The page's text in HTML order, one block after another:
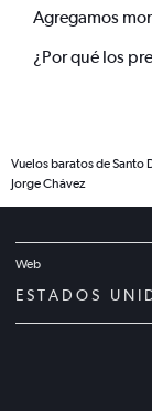
Agregamos
¿Por qué los
Vuelos baratos de Santo
Jorge Chávez
Web
ESTADOS